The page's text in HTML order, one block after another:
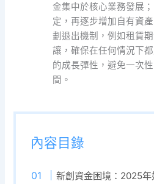
金集中於核心業務發展
定，再逐步增加自有資
劃退出機制，例如租賃
讓，確保在任何情況下
的成長彈性，避免一次
間。
內容目錄
新創資金困境：2025年